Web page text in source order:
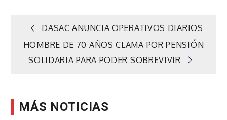
Navegación
de
DASAC ANUNCIA OPERATIVOS DIARIOS
HOMBRE DE 70 AÑOS CLAMA POR PENSIÓN
SOLIDARIA PARA PODER SOBREVIVIR
MÁS NOTICIAS